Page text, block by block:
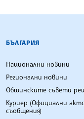
БЪЛГАРСКА
БЪЛГАРИЯ
Национални новини
Регионални новини
Общинските съвети
Куриер (Официални
съобщения)